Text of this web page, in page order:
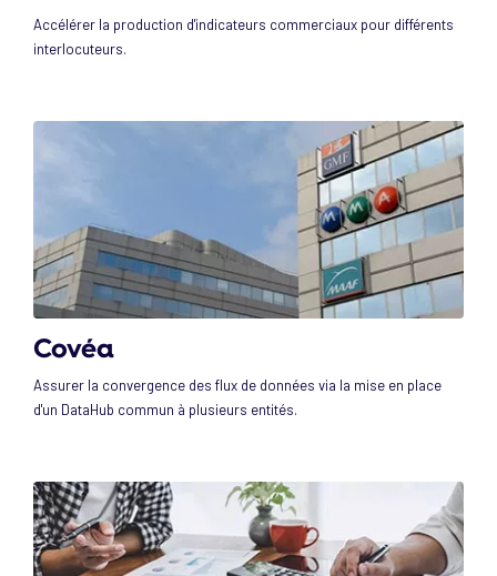
Accélérer la production d'indicateurs commerciaux pour différents
interlocuteurs.
Covéa
Assurer la convergence des flux de données via la mise en place
d'un DataHub commun à plusieurs entités.